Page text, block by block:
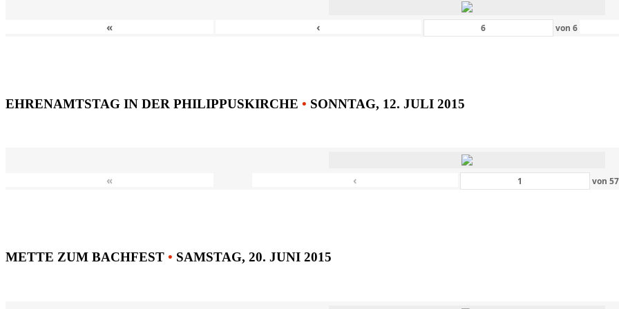
« ‹ von6
EHRENAMTSTAG IN DER PHILIPPUSKIRCHE • SONNTAG, 12. JULI 2015
« ‹ von57
METTE ZUM BACHFEST • SAMSTAG, 20. JUNI 2015